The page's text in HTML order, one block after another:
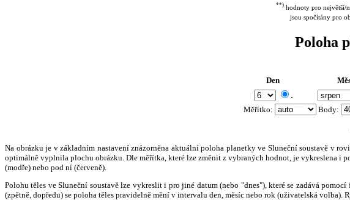
**) hodnoty pro největší/
jsou spočítány pro
Poloha
Den
.
Měřítko: Body:
Na obrázku je v základním nastavení znázorněna aktuální poloha planetky ve Sluneční soustavě v
optimálně vyplnila plochu obrázku. Dle měřítka, které lze změnit z vybraných hodnot, je vykreslena i
(modře) nebo pod ní (červeně).
Polohu těles ve Sluneční soustavě lze vykreslit i pro jiné datum (nebo "dnes"), které se zadává
(zpětně, dopředu) se poloha těles pravidelně mění v intervalu den, měsíc nebo rok (uživatelská volba).